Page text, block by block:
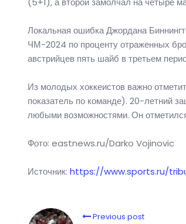
Локальная ошибка Джордана
ЧМ-2024 по проценту отраженных
австрийцев пять шайб в третьем
Из молодых хоккеистов важно
показатель по команде). 20-летний
любыми возможностями. Он
Фото: eastnews.ru/Darko Vojinovic
Источник: https://www.sports.ru/
Previous post